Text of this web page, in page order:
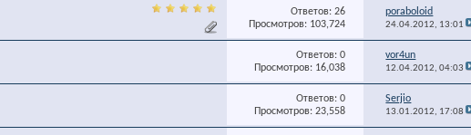
Ответов: 26
Просмотров: 103,724
poraboloid
24.04.2012, 13:01
Ответов: 0
Просмотров: 16,038
vor4un
12.04.2012,04:03
Ответов: 0
Просмотров: 23,558
Serjio
13.01.2012, 17:08